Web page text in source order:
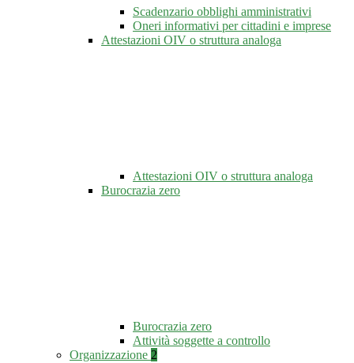
Scadenzario obblighi amministrativi
Oneri informativi per cittadini e imprese
Attestazioni OIV o struttura analoga
Attestazioni OIV o struttura analoga
Burocrazia zero
Burocrazia zero
Attività soggette a controllo
Organizzazione 2